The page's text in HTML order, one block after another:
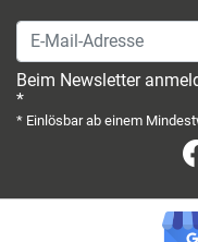
E-Mail-Adresse
Beim Newsletter
*
* Einlösbar ab einem